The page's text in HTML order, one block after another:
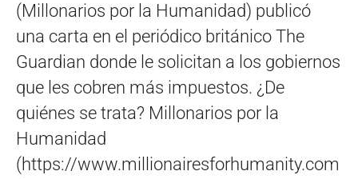
(Millonarios por la Humanidad) publicó
una carta en el periódico británico The
Guardian donde le solicitan a los gobiernos
que les cobren más impuestos. ¿De
quiénes se trata? Millonarios por la
Humanidad
(https://www.millionairesforhumanity.com